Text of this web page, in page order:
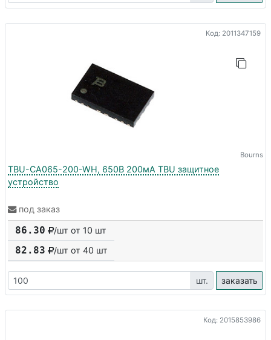
Код: 2011347159
Bourns
TBU-CA065-200-WH, 650В 200мА TBU защитное
устройство
под заказ
86.30 /шт от 10 шт
82.83 /шт от 40 шт
шт. заказать
Код: 2015853986